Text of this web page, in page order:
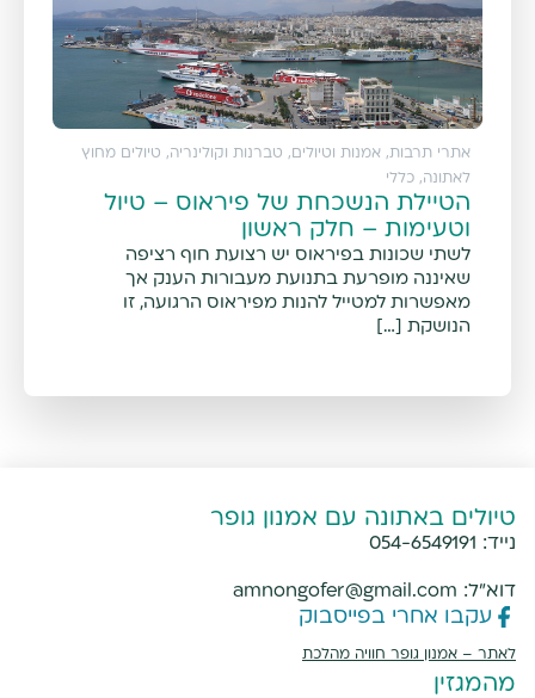
אתרי תרבות, אמנות וטיולים , טברנות וקולינריה, טיולים מחוץ
לאתונה, כללי
הטיילת הנשכחת של פיראוס – טיול
וטעימות – חלק ראשון
לשתי שכונות בפיראוס יש רצועת חוף רציפה
שאיננה מופרעת בתנועת מעבורות הענק אך
מאפשרות למטייל להנות מפיראוס הרגועה, זו
הנושקת […]
טיולים באתונה עם אמנון גופר
נייד: 054-6549191
דוא"ל: amnongofer@gmail.com
עקבו אחרי בפייסבוק
לאתר – אמנון גופר חוויה מהלכת
מהמגזין